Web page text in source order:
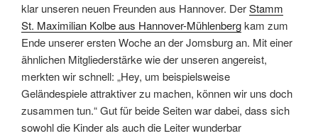
klar unseren neuen Freunden aus Hannover. DerStamm
St. Maximilian Kolbe aus Hannover-Mühlenbergkam zum
Ende unserer ersten Woche an der Jomsburg an. Mit einer
ähnlichen Mitgliederstärke wie der unseren angereist,
merkten wir schnell: „Hey, um beispielsweise
Geländespiele attraktiver zu machen, können wir uns doch
zusammen tun.“ Gut für beide Seiten war dabei, dass sich
sowohl die Kinder als auch die Leiter wunderbar